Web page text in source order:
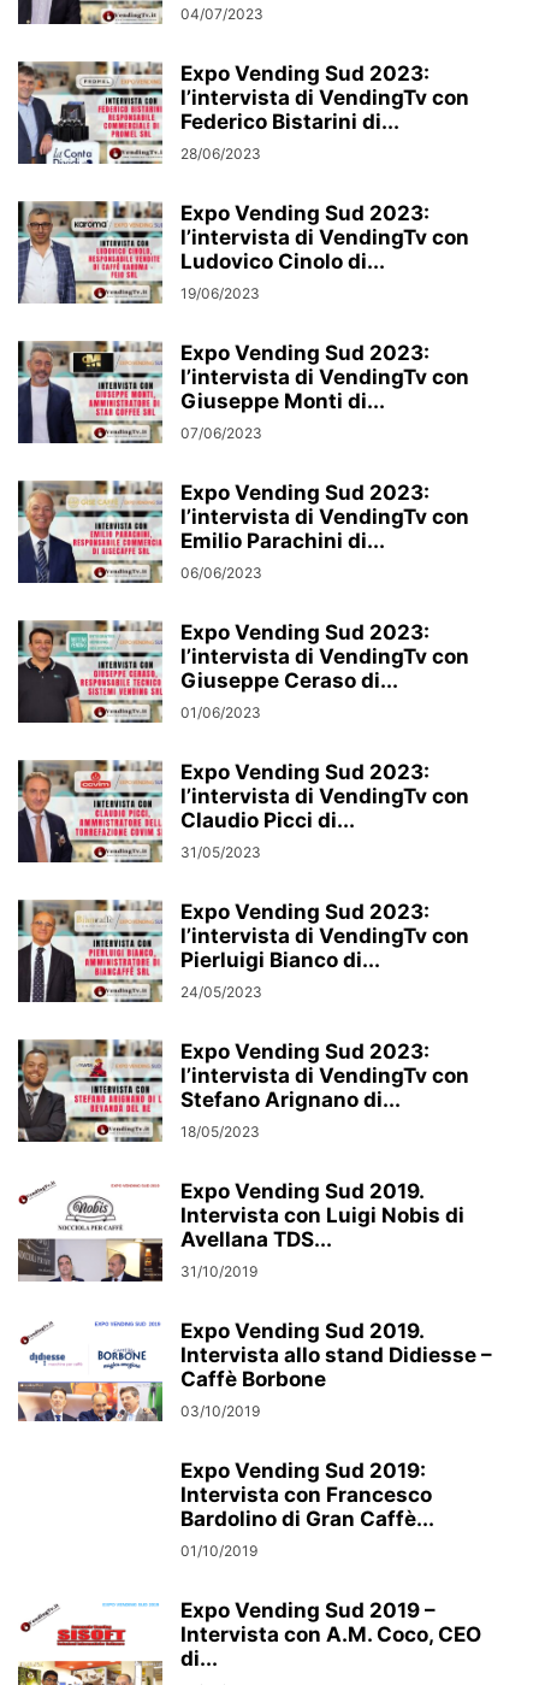
04/07/2023
Expo Vending Sud 2023:
l’intervista di VendingTv con
Federico Bistarini di...
28/06/2023
Expo Vending Sud 2023:
l’intervista di VendingTv con
Ludovico Cinolo di...
19/06/2023
Expo Vending Sud 2023:
l’intervista di VendingTv con
Giuseppe Monti di...
07/06/2023
Expo Vending Sud 2023:
l’intervista di VendingTv con
Emilio Parachini di...
06/06/2023
Expo Vending Sud 2023:
l’intervista di VendingTv con
Giuseppe Ceraso di...
01/06/2023
Expo Vending Sud 2023:
l’intervista di VendingTv con
Claudio Picci di...
31/05/2023
Expo Vending Sud 2023:
l’intervista di VendingTv con
Pierluigi Bianco di...
24/05/2023
Expo Vending Sud 2023:
l’intervista di VendingTv con
Stefano Arignano di...
18/05/2023
Expo Vending Sud 2019.
Intervista con Luigi Nobis di
Avellana TDS...
31/10/2019
Expo Vending Sud 2019.
Intervista allo stand Didiesse –
Caffè Borbone
03/10/2019
Expo Vending Sud 2019:
Intervista con Francesco
Bardolino di Gran Caffè...
01/10/2019
Expo Vending Sud 2019 –
Intervista con A.M. Coco, CEO
di...